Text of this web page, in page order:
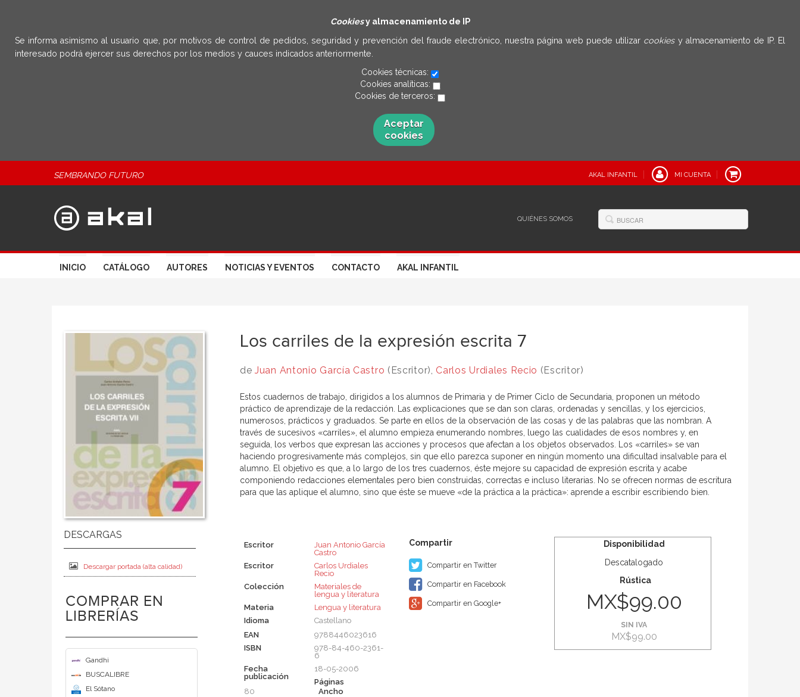
Cookiesy almacenamiento de IP
Se informa asimismo al usuario que, por motivos de control de pedidos, seguridad y prevención del fraude electrónico, nuestra página web puede utilizar cookies y almacenamiento de IP. El
interesado podrá ejercer sus derechos por los medios y cauces indicados anteriormente.
Cookies técnicas:
Cookies analíticas:
Cookies de terceros:
Aceptar
cookies
SEMBRANDO FUTURO AKAL INFANTIL MI CUENTA
QUIÉNES SOMOS
INICIO CATÁLOGO AUTORES NOTICIAS Y EVENTOS CONTACTO AKAL INFANTIL
Descargar portada (alta calidad)
COMPRAR EN
LIBRERÍAS
Gandhi
BUSCALIBRE
El Sótano
Los carriles de la expresión escrita 7
deJuan Antonio García Castro (Escritor), Carlos Urdiales Recio (Escritor)
Estos cuadernos de trabajo, dirigidos a los alumnos de Primaria y de Primer Ciclo de Secundaria, proponen un método
práctico de aprendizaje de la redacción. Las explicaciones que se dan son claras, ordenadas y sencillas, y los ejercicios,
numerosos, prácticos y graduados. Se parte en ellos de la observación de las cosas y de las palabras que las nombran. A
través de sucesivos «carriles», el alumno empieza enumerando nombres, luego las cualidades de esos nombres y, en
seguida, los verbos que expresan las acciones y procesos que afectan a los objetos observados. Los «carriles» se van
haciendo progresivamente más complejos, sin que ello parezca suponer en ningún momento una dificultad insalvable para el
alumno. El objetivo es que, a lo largo de los tres cuadernos, éste mejore su capacidad de expresión escrita y acabe
componiendo redacciones elementales pero bien construidas, correctas e incluso literarias. No se ofrecen normas de escritura
para que las aplique el alumno, sino que éste se mueve «de la práctica a la práctica»: aprende a escribir escribiendo bien.
Escritor
Juan Antonio García
Castro
Escritor
Carlos Urdiales
Recio
Colección
Materiales de
lengua y literatura
Materia
Lengua y literatura
Idioma
Castellano
EAN
9788446023616
ISBN
978-84-460-2361-
6
Fecha
publicación
18-05-2006
Páginas
80
Ancho
Compartir en Twitter
Compartir en Facebook
Compartir en Google+
Disponibilidad
Descatalogado
Rústica
MX$99.00
SIN IVA
MX$99.00